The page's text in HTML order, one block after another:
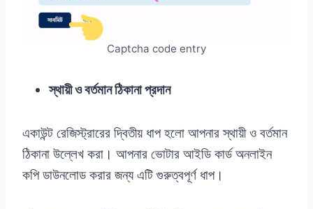
Captcha code entry
স্থায়ী ও বর্তমান ঠিকানা প্রদান
একাউন্ট রেজিস্ট্রারের দ্বিতীয় ধাপ হলো আপনার স্থায়ী ও বর্তমান
ঠিকানা উল্লেখ করা। আপনার ভোটার আইডি কার্ড অনলাইন
কপি ডাউনলোড করার জন্য এটি গুরুত্বপূর্ণ ধাপ।